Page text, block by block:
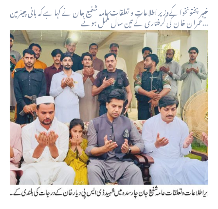
خیبر پختونخوا کےوزیر اطلاعات و تعلقات عامہ شفیع جان نے کہا ہے کہ بانی چیئرمین
عمران خان کی گرفتاری کے تین سال مکمل ہونے...